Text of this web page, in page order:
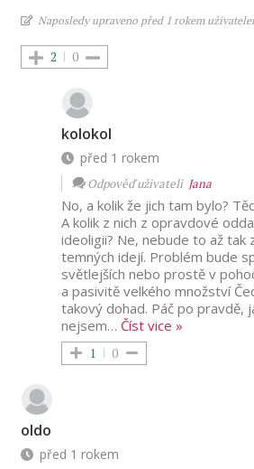
Naposledy upraveno před 1 rokem
2 0
kolokol
před 1 rokem
Odpověď uživateli Jana
No, a kolik že jich tam bylo?
A kolik z nich z opravdové
ideoligii? Ne, nebude to až tak
temných idejí. Problém bude
světlejších nebo prostě v
a pasivitě velkého množství
takový dohad. Páč po pravdě,
nejsem… Číst vice »
1 0
oldo
před 1 rokem